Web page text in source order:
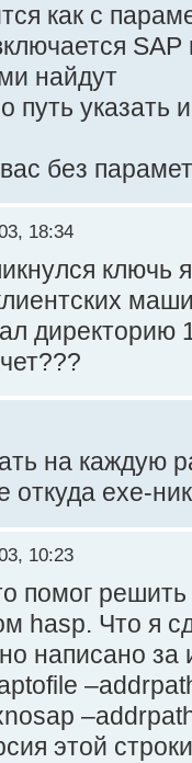
как с
найдут
путь указать
без
18:34
ключь
директорию
на каждую
откуда exe-
10:23
помог
hasp. Что я
написано
этой